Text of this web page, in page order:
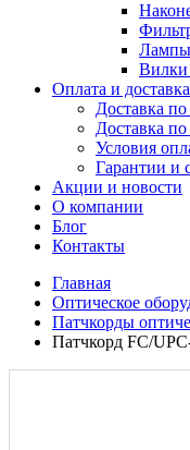
Вилки
Оплата и доставка
Доставка
Доставка
Условия
Гарантии и
Акции и новости
О компании
Блог
Контакты
Главная
Оптическое
Патчкорды
Патчкорд FC/